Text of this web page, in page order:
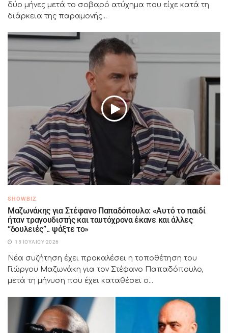
δύο μήνες μετά το σοβαρό ατύχημα που είχε κατά τη
διάρκεια της παραμονής...
SHOWBIZ
Μαζωνάκης για Στέφανο Παπαδόπουλο: «Αυτό το παιδί
ήταν τραγουδιστής και ταυτόχρονα έκανε και άλλες
“δουλειές”.. ψάξτε το»
15 ΙΟΥΛΊΟΥ 2026
Νέα συζήτηση έχει προκαλέσει η τοποθέτηση του
Γιώργου Μαζωνάκη για τον Στέφανο Παπαδόπουλο,
μετά τη μήνυση που έχει καταθέσει ο...